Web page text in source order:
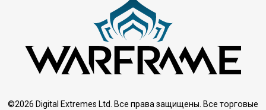
©2026 Digital Extremes Ltd. Все права защищены. Все торговые